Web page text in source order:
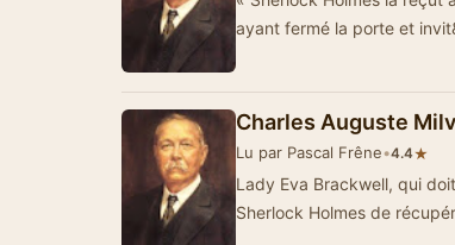
ayant fermé la porte et
Charles Auguste
Lu par Pascal Frêne•4.4★
Lady Eva Brackwell, qui
Sherlock Holmes de